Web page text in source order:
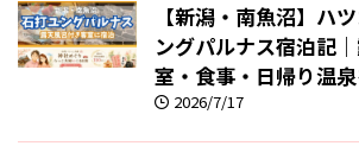
【新潟・南魚沼】ハ
ングパルナス宿泊記
室・食事・日帰り温
2026/7/17